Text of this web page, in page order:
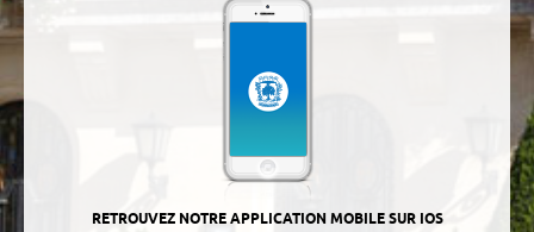
RETROUVEZ NOTRE APPLICATION MOBILE SUR IOS